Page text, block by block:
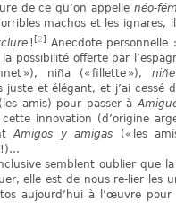
de ce qu’on appelle néo-
machos et les ignares,
! [2] Anecdote personnelle
possibilité offerte par
»), niña (« fillette »), niñe
et élégant, et j’ai cessé
amis) pour passer à
innovation (d’origine
Amigos y amigas (« les
semblent oublier que
elle est de nous re-lier les
aujourd’hui à l’œuvre pour